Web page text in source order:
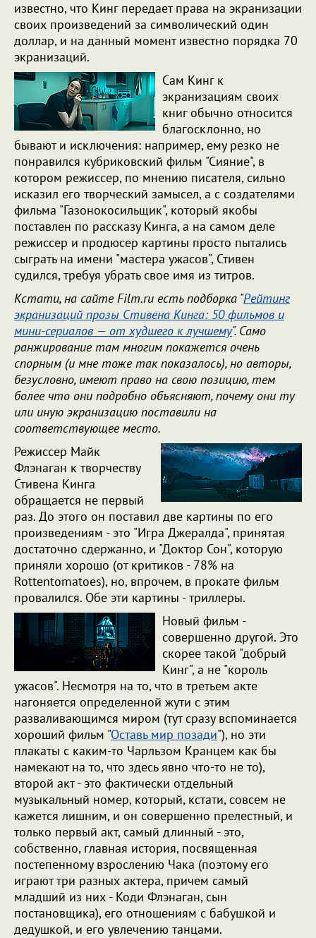
известно, что Кинг передает права на экранизации
своих произведений за символический один
доллар, и на данный момент известно порядка 70
экранизаций.
Сам Кинг к
экранизациям своих
книг обычно относится
благосклонно, но
бывают и исключения: например, ему резко не
понравился кубриковский фильм "Сияние", в
котором режиссер, по мнению писателя, сильно
исказил его творческий замысел, а с создателями
фильма "Газонокосильщик", который якобы
поставлен по рассказу Кинга, а на самом деле
режиссер и продюсер картины просто пытались
сыграть на имени "мастера ужасов", Стивен
судился, требуя убрать свое имя из титров.
Кстати, на сайте Film.ru есть подборка "Рейтинг
экранизаций прозы Стивена Кинга: 50 фильмов и
мини-сериалов — от худшего к лучшему". Само
ранжирование там многим покажется очень
спорным (и мне тоже так показалось), но авторы,
безусловно, имеют право на свою позицию, тем
более что они подробно объясняют, почему они ту
или иную экранизацию поставили на
соответствующее место.
Режиссер Майк
Флэнаган к творчеству
Стивена Кинга
обращается не первый
раз. До этого он поставил две картины по его
произведениям - это "Игра Джералда", принятая
достаточно сдержанно, и "Доктор Сон", которую
приняли хорошо (от критиков - 78% на
Rottentomatoes), но, впрочем, в прокате фильм
провалился. Обе эти картины - триллеры.
Новый фильм -
совершенно другой. Это
скорее такой "добрый
Кинг", а не "король
ужасов". Несмотря на то, что в третьем акте
нагоняется определенной жути с этим
разваливающимся миром (тут сразу вспоминается
хороший фильм "Оставь мир позади"), но эти
плакаты с каким-то Чарльзом Кранцем как бы
намекают на то, что здесь явно что-то не то),
второй акт - это фактически отдельный
музыкальный номер, который, кстати, совсем не
кажется лишним, и он совершенно прелестный, и
только первый акт, самый длинный - это,
собственно, главная история, посвященная
постепенному взрослению Чака (поэтому его
играют три разных актера, причем самый
младший из них - Коди Флэнаган, сын
постановщика), его отношениям с бабушкой и
дедушкой, и его увлечению танцами.